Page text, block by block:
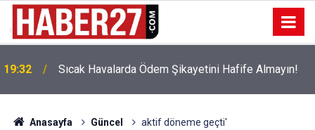
19:32 Sıcak Havalarda Ödem Şikayetini Hafife Almayın!
Anasayfa Güncel aktif döneme geçti'